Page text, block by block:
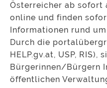
Österreicher ab sofort
online und finden
Informationen rund
Durch die
HELP.gv.at, USP, RIS),
Bürgerinnen/Bürgern
öffentlichen